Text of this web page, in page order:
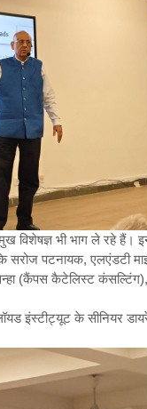
विशेषज्ञ भी भाग ले रहे हैं।
पटनायक, एलएंडटी
(कैंपस कैटेलिस्ट कंसल्टिंग),
इंस्टीट्यूट के सीनियर